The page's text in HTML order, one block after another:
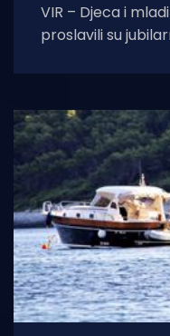
VIR – Djeca i
proslavili su